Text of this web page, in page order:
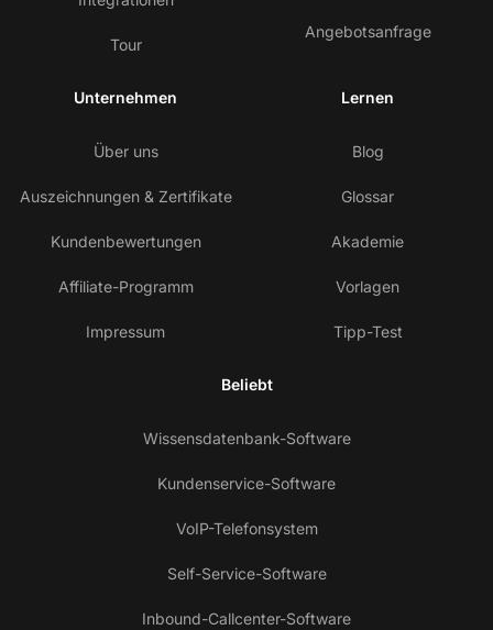
Tour
Angebotsanfrage
Unternehmen
Über uns
Auszeichnungen & Zertifikate
Kundenbewertungen
Affiliate-Programm
Impressum
Lernen
Blog
Glossar
Akademie
Vorlagen
Tipp-Test
Beliebt
Wissensdatenbank-Software
Kundenservice-Software
VoIP-Telefonsystem
Self-Service-Software
Inbound-Callcenter-Software